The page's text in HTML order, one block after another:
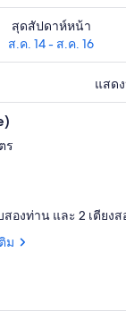
ค. 9
สุดสัปดาห์หน้า
ส.ค. 14 - ส.ค. 16
วนห้องพักว่างในสุ
แสดง
ร
สองท่าน และ 2 เตีย
ม